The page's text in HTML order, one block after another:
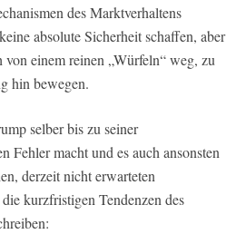
des Marktverhaltens
absolute Sicherheit schaffen, aber
von einem reinen „Würfeln“ weg, zu
hin bewegen.
selber bis zu seiner
Fehler macht und es auch ansonsten
derzeit nicht erwarteten
kurzfristigen Tendenzen des